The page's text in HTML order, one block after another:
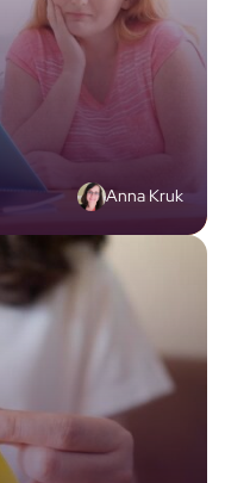
Anna Kruk